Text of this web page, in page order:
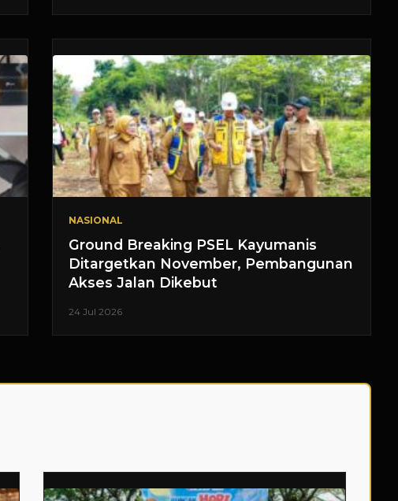
NASIONAL
Ground Breaking PSEL Kayumanis
Ditargetkan November, Pembangunan
Akses Jalan Dikebut
24 Jul 2026